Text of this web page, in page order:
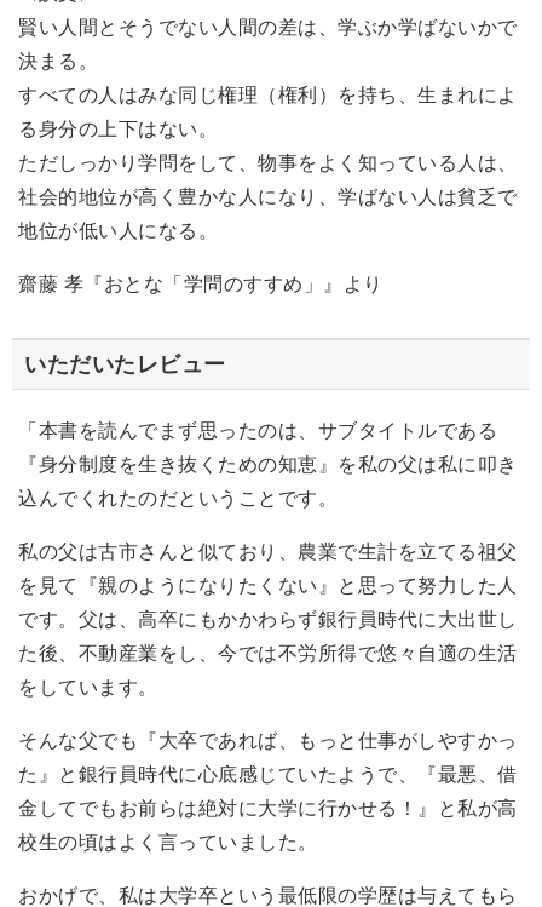
賢い人間とそうでない人間の差は、学ぶか学ばないかで
決まる。
すべての人はみな同じ権理（権利）を持ち、生まれによ
る身分の上下はない。
ただしっかり学問をして、物事をよく知っている人は、
社会的地位が高く豊かな人になり、学ばない人は貧乏で
地位が低い人になる。
齋藤 孝『おとな「学問のすすめ」』より
いただいたレビュー
「本書を読んでまず思ったのは、サブタイトルである
『身分制度を生き抜くための知恵』を私の父は私に叩き
込んでくれたのだということです。
私の父は古市さんと似ており、農業で生計を立てる祖父
を見て『親のようになりたくない』と思って努力した人
です。父は、高卒にもかかわらず銀行員時代に大出世し
た後、不動産業をし、今では不労所得で悠々自適の生活
をしています。
そんな父でも『大卒であれば、もっと仕事がしやすかっ
た』と銀行員時代に心底感じていたようで、『最悪、借
金してでもお前らは絶対に大学に行かせる！』と私が高
校生の頃はよく言っていました。
おかげで、私は大学卒という最低限の学歴は与えてもら